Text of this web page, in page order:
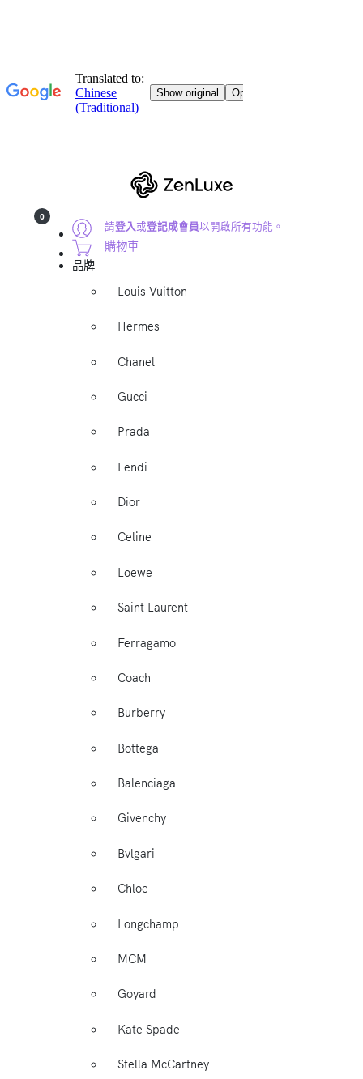
請登入或登記成會員以開啟所有功能。
0
購物車
品牌
Louis Vuitton
Hermes
Chanel
Gucci
Prada
Fendi
Dior
Celine
Loewe
Saint Laurent
Ferragamo
Coach
Burberry
Bottega
Balenciaga
Givenchy
Bvlgari
Chloe
Longchamp
MCM
Goyard
Kate Spade
Stella McCartney